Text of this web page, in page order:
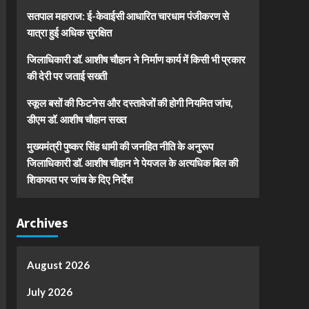
सतपाल महाराज: ई-केवाईसी आधारित चारधाम पंजीकरण से
यात्रा हुई अधिक सुरक्षित
जिलाधिकारी डॉ. आशीष चौहान ने निर्माण कार्य में किसी भी प्रकार
की देरी पर जताई सख्ती
स्कूल बसों की फिटनेस और दस्तावेजों की होगी नियमित जांच,
डीएम डॉ. आशीष चौहान सख्त
मुख्यमंत्री पुष्कर सिंह धामी की जनहित नीति के अनुरूप
जिलाधिकारी डॉ. आशीष चौहान ने पेयजल के अत्यधिक बिल की
शिकायत पर जांच के दिए निर्देश
Archives
August 2026
July 2026